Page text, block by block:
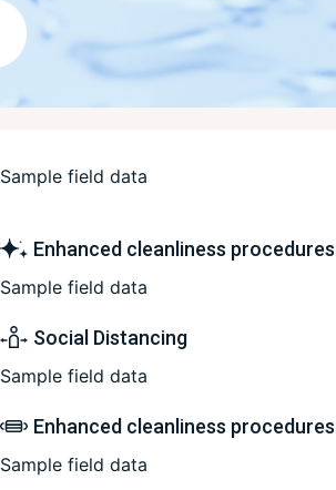
Sample field data
Enhanced cleanliness procedures
Sample field data
Social Distancing
Sample field data
Enhanced cleanliness procedures
Sample field data